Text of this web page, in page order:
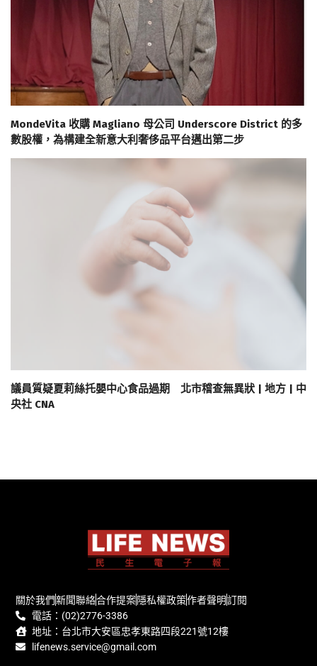
MondeVita 收購 Magliano 母公司 Underscore District 的多
數股權，為構建全新意大利奢侈品平台邁出第二步
議員質疑夏莉絲托嬰中心食品過期 北市稽查無異狀 | 地方 | 中
央社 CNA
關於我們新聞聯絡合作提案隱私權政策作者聲明訂閱
電話：(02)2776-3386
地址：台北市大安區忠孝東路四段221號12樓
lifenews.service@gmail.com